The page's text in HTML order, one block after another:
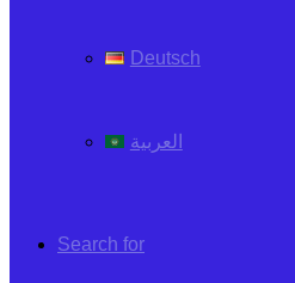
Deutsch
العربية
Search for